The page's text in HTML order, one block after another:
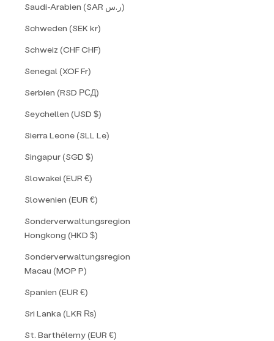
Saudi-Arabien (SAR ر.س)
Schweden (SEK kr)
Schweiz (CHF CHF)
Senegal (XOF Fr)
Serbien (RSD РСД)
Seychellen (USD $)
Sierra Leone (SLL Le)
Singapur (SGD $)
Slowakei (EUR €)
Slowenien (EUR €)
Sonderverwaltungsregion
Hongkong (HKD $)
Sonderverwaltungsregion
Macau (MOP P)
Spanien (EUR €)
Sri Lanka (LKR ₨)
St. Barthélemy (EUR €)